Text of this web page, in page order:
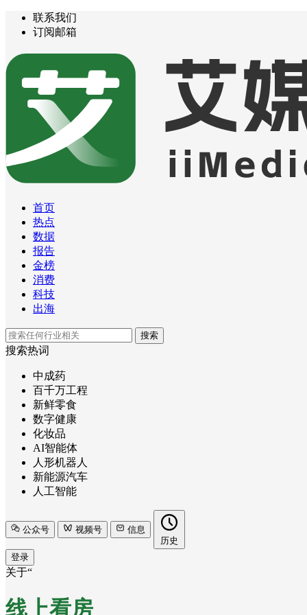
联系我们
订阅邮箱
首页
热点
数据
报告
金榜
消费
科技
出海
搜索
搜索热词
中成药
百千万工程
新鲜零食
数字健康
化妆品
AI智能体
人形机器人
新能源汽车
人工智能
公众号 视频号
信息
历史
登录
关于“
线上看房